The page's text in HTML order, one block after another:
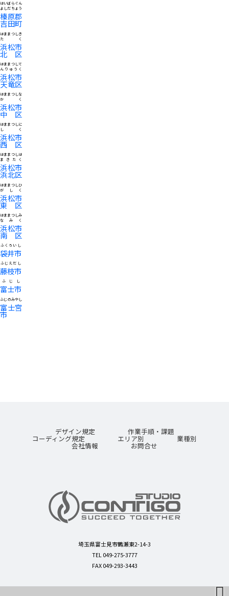
榛原郡
吉田町
はいばらぐん
よしだちょう
浜松市
北区
はままつしき
たく
浜松市
天竜区
はままつして
んりゅうく
浜松市
中区
はままつしな
かく
浜松市
西区
はままつしに
しく
浜松市
浜北区
はままつしは
まきたく
浜松市
東区
はままつしひ
がしく
浜松市
南区
はままつしみ
なみく
袋井市
ふくろいし
藤枝市
ふじえだし
富士市
ふじし
富士宮
市
ふじのみやし
デザイン規定 作業手順・課題
コーディング規定 エリア別 業種別
会社情報 お問合せ
埼玉県富士見市鶴瀬東2-14-3
TEL 049-275-3777
FAX 049-293-3443